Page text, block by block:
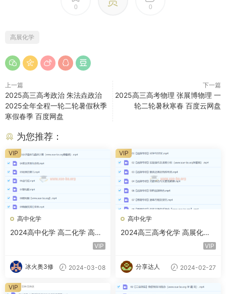
0 0
高展化学
上一篇
2025高三高考政治 朱法垚政治
2025全年全程一轮二轮暑假秋季
寒假春季 百度网盘
下一篇
2025高三高考物理 张展博物理 一
轮二轮暑秋寒春 百度云网盘
为您推荐：
高中化学
2024高中化学 高二化学 高展
VIP
冰火奥3修 2024-03-08
VIP
高中化学
2024高三高考化学 高展化学
VIP
分享达人 2024-02-27
VIP
VIP